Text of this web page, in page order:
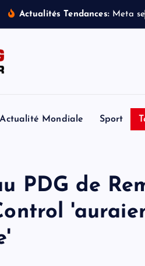
Actualités Tendances: Meta se
Actualité Mondiale Sport
PDG de